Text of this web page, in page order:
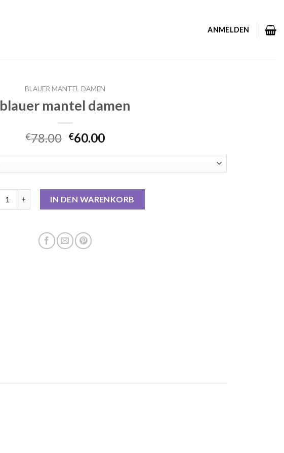
ANMELDEN
BLAUER MANTEL DAMEN
blauer mantel damen
€78.00 €60.00
IN DEN WARENKORB